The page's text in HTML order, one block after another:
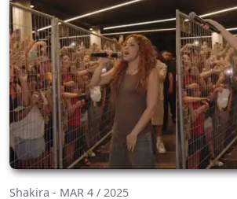
Shakira - MAR 4 / 2025